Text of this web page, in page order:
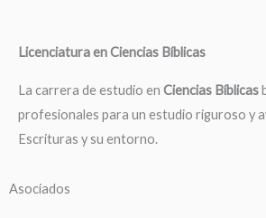
Licenciatura en Ciencias Bíblicas
La carrera de estudio en Ciencias Bíblicas
profesionales para un estudio riguroso y
Escrituras y su entorno.
Asociados